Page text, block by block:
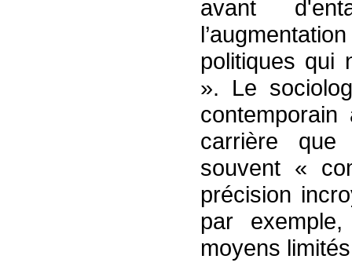
avant
politiques qui
». Le
carrière
souvent «
précision
par
moyens